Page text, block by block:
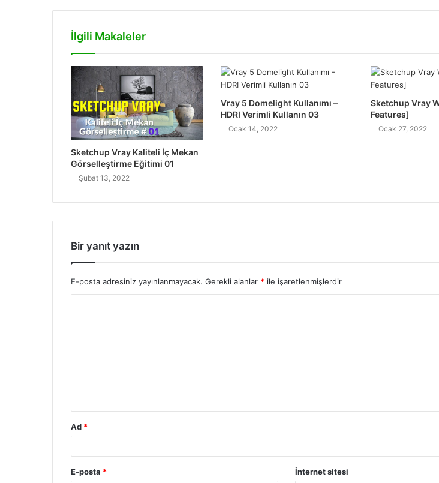
i
İlgili Makaleler
Sketchup Vray Kaliteli İç Mekan
Görselleştirme Eğitimi 01
Şubat 13, 2022
Vray 5 Domelight Kullanımı –
HDRI Verimli Kullanın 03
Ocak 14, 2022
Sketchup Vray
Features]
Ocak 27, 2022
Bir yanıt yazın
E-posta adresiniz yayınlanmayacak. Gerekli alanlar * ile işaretlenmişlerdir
Ad *
E-posta * İnternet sitesi